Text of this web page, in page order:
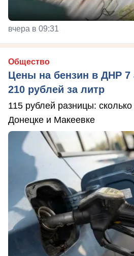
вчера в 09:31
Общество
Цены на бензин в ДНР 7
210 рублей за литр
115 рублей разницы: сколько
Донецке и Макеевке